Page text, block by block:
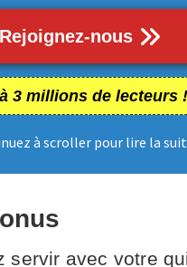
Rejoignez-nous
3 millions de lecteurs !
à scroller pour lire la
servir avec votre